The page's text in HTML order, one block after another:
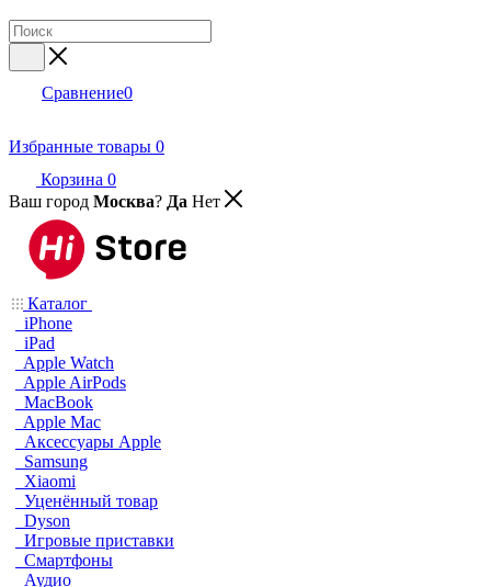
Сравнение0
Избранные товары 0
Корзина 0
Ваш город Москва? Да Нет
Каталог
iPhone
iPad
Apple Watch
Apple AirPods
MacBook
Apple Mac
Аксессуары Apple
Samsung
Xiaomi
Уценённый товар
Dyson
Игровые приставки
Смартфоны
Аудио